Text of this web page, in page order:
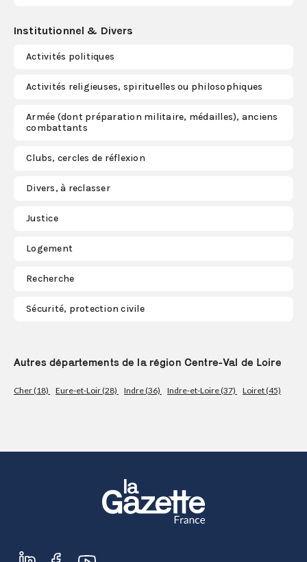
Institutionnel & Divers
Activités politiques
Activités religieuses, spirituelles ou philosophiques
Armée (dont préparation militaire, médailles), anciens
combattants
Clubs, cercles de réflexion
Divers, à reclasser
Justice
Logement
Recherche
Sécurité, protection civile
Autres départements de la région Centre-Val de Loire
Cher (18) Eure-et-Loir (28) Indre (36) Indre-et-Loire (37) Loiret (45)